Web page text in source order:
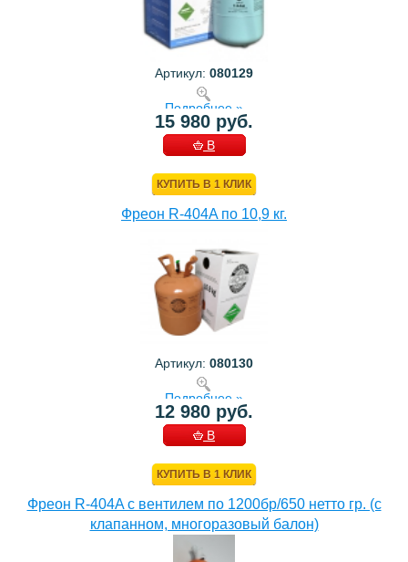
Артикул: 080129
Подробнее »
15 980 руб.
В
КУПИТЬ В 1 КЛИК
Фреон R-404A по 10,9 кг.
Артикул: 080130
Подробнее »
12 980 руб.
В
КУПИТЬ В 1 КЛИК
Фреон R-404A с вентилем по 1200бр/650 нетто гр. (с
клапанном, многоразовый балон)